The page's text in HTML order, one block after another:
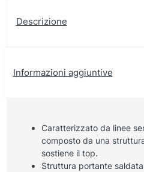
Descrizione
Informazioni aggiuntive
Caratterizzato da linee
composto da una
sostiene il top.
Struttura portante